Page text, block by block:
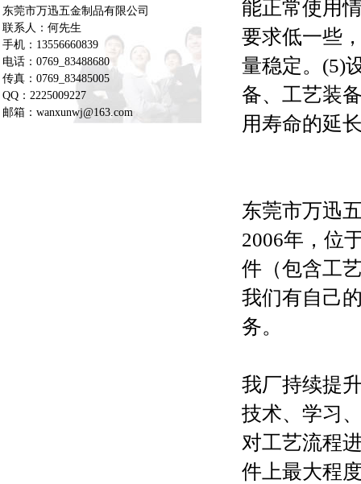
东莞市万迅五金制品有限公司
联系人：何先生
手机：13556660839
电话：0769_83488680
传真：0769_83485005
QQ：2225009227
邮箱：wanxunwj@163.com
能正常使用
要求低一些
量稳定。(5)
备、工艺装
用寿命的延
东莞市万迅
2006年，位
件（包含工
我们有自己
务。
我厂持续提
技术、学习
对工艺流程
件上最大程